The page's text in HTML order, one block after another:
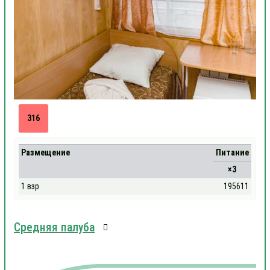
316
Размещение
Питание
×3
1 взр
195611
Средняя палуба